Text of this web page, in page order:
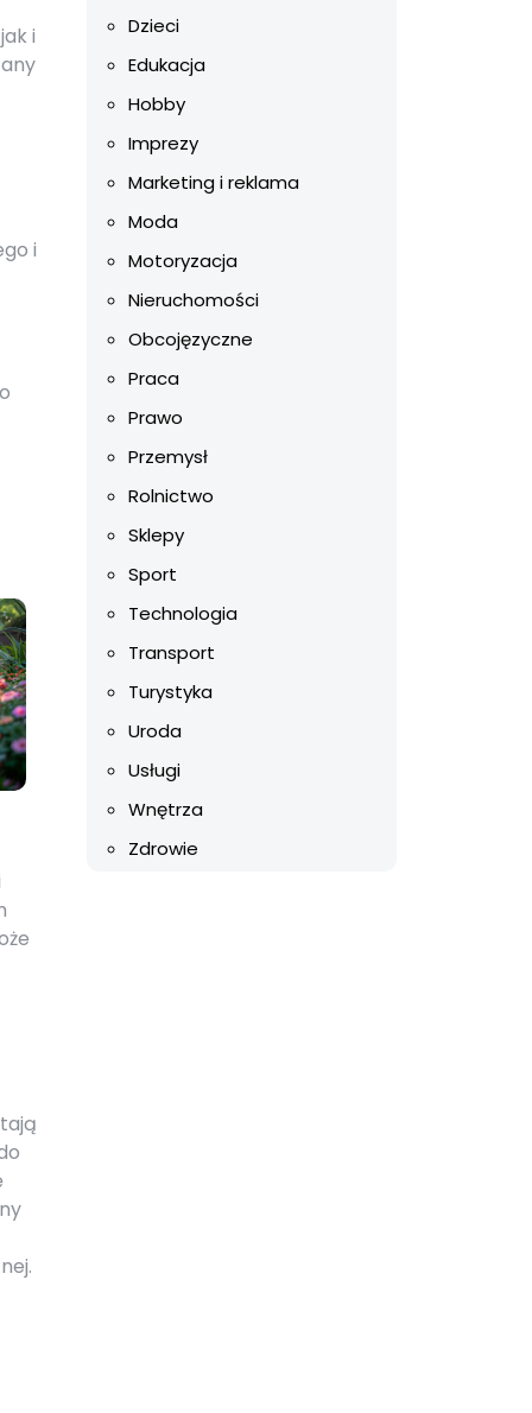
i
i
Dzieci
Edukacja
Hobby
Imprezy
Marketing i reklama
Moda
Motoryzacja
Nieruchomości
Obcojęzyczne
Praca
Prawo
Przemysł
Rolnictwo
Sklepy
Sport
Technologia
Transport
Turystyka
Uroda
Usługi
Wnętrza
Zdrowie